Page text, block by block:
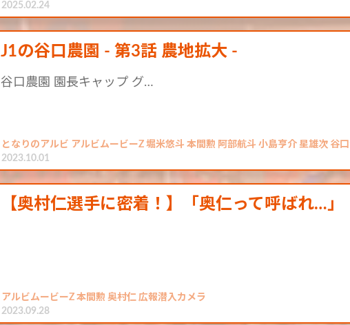
2025.02.24
J1の谷口農園 - 第3話 農地拡大 -
谷口農園 園長キャップ グ…
となりのアルビ アルビムービーZ 堀米悠斗 本間勲 阿部航斗 小島亨介 星雄次 谷
2023.10.01
【奥村仁選手に密着！】「奥仁って呼ばれ…」
アルビムービーZ 本間勲 奥村仁 広報潜入カメラ
2023.09.28